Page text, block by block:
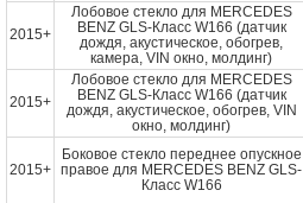
2015+
Лобовое стекло для MERCEDES
BENZ GLS-Класс W166 (датчик
дождя, акустическое, обогрев,
камера, VIN окно, молдинг)
2015+
Лобовое стекло для MERCEDES
BENZ GLS-Класс W166 (датчик
дождя, акустическое, обогрев, VIN
окно, молдинг)
2015+
Боковое стекло переднее опускное
правое для MERCEDES BENZ GLS-
Класс W166